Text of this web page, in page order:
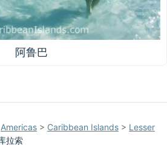
阿鲁巴
Americas > Caribbean Islands > Lesser
拉索